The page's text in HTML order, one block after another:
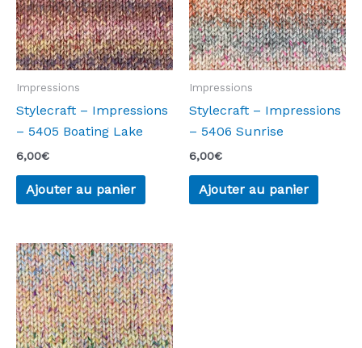
Impressions
Stylecraft – Impressions
– 5405 Boating Lake
6,00€
Ajouter au panier
Impressions
Stylecraft – Impressions
– 5406 Sunrise
6,00€
Ajouter au panier